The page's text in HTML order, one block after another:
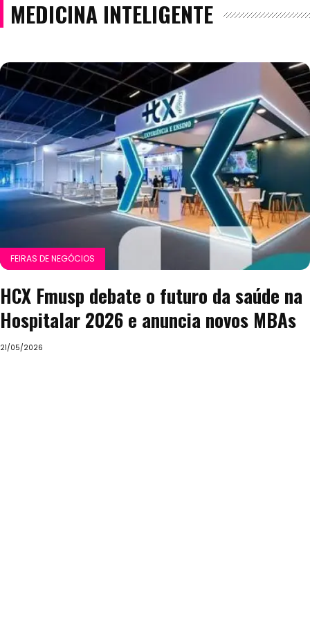
MEDICINA INTELIGENTE
FEIRAS DE NEGÓCIOS
HCX Fmusp debate o futuro da saúde na
Hospitalar 2026 e anuncia novos MBAs
21/05/2026